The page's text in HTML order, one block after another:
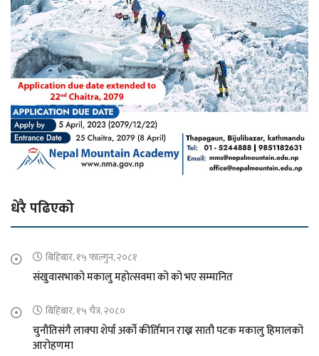
धेरै पढिएको
बिहिबार, १५ फाल्गुन, २०८१
संखुवासभाको मकालु महोत्सवमा को को भए सम्मानित
बिहिबार, १५ चैत्र, २०८०
चुनौतिसंगै लाक्पा शेर्पा अर्को कीर्तिमान राख्न सातौ पटक मकालु हिमालको
आरोहणमा